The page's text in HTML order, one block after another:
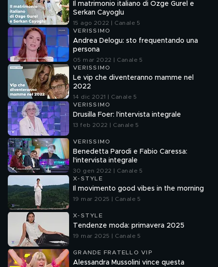
Il matrimonio italiano di Ozge Gurel e
Serkan Cayoglu
15 ago 2022 | Canale 5
VERISSIMO
Andrea Delogu: sto frequentando una
persona
05 mar 2022 | Canale 5
VERISSIMO
Le vip che diventeranno mamme nel
2022
14 dic 2021 | Canale 5
VERISSIMO
Drusilla Foer: l'intervista integrale
13 feb 2022 | Canale 5
VERISSIMO
Benedetta Parodi e Fabio Caressa:
l'intervista integrale
30 gen 2022 | Canale 5
X-STYLE
Il movimento good vibes in the morning
19 mar 2025 | Canale 5
X-STYLE
Tendenze moda: primavera 2025
19 mar 2025 | Canale 5
GRANDE FRATELLO VIP
Alessandra Mussolini vince questa